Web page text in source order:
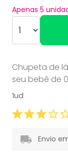
Apenas 5
Chupeta de
seu bebê de
1ud
Envio